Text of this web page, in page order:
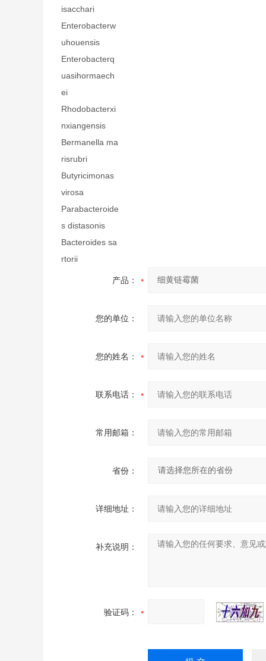
isacchari
Enterobacterw
uhouensis
Enterobacterq
uasihormaech
ei
Rhodobacterxi
nxiangensis
Bermanella ma
risrubri
Butyricimonas
virosa
Parabacteroide
s distasonis
Bacteroides sa
rtorii
产品：
您的单位：
您的姓名：
联系电话：
常用邮箱：
省份：
详细地址：
补充说明：
验证码：